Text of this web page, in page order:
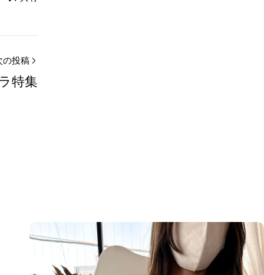
の投稿
特集